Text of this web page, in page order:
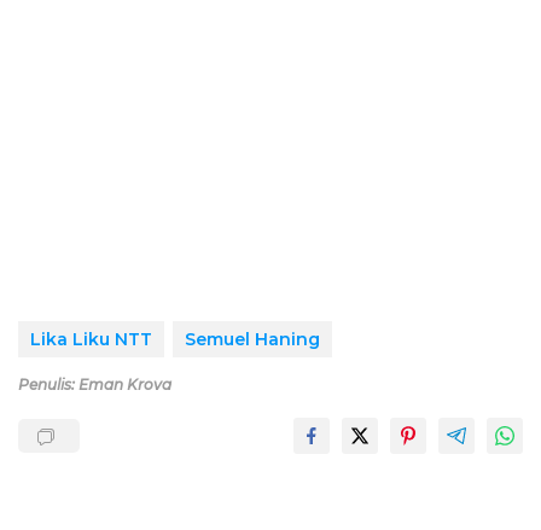
Lika Liku NTT Semuel Haning
Penulis: Eman Krova